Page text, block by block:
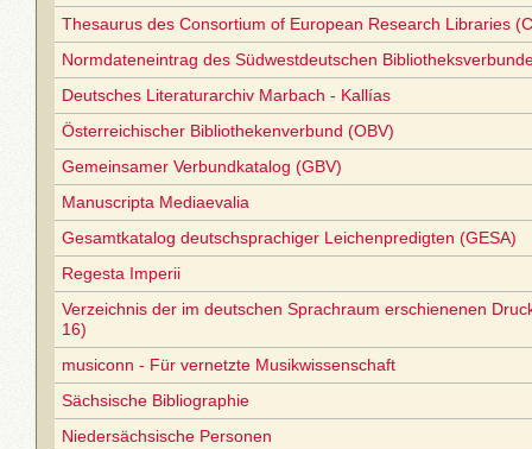
Thesaurus des Consortium of European Research Libraries
Normdateneintrag des Südwestdeutschen
Deutsches Literaturarchiv Marbach - Kallías
Österreichischer Bibliothekenverbund (OBV)
Gemeinsamer Verbundkatalog (GBV)
Manuscripta Mediaevalia
Gesamtkatalog deutschsprachiger Leichenpredigten (GESA)
Regesta Imperii
Verzeichnis der im deutschen Sprachraum erschienenen
16)
musiconn - Für vernetzte Musikwissenschaft
Sächsische Bibliographie
Niedersächsische Personen